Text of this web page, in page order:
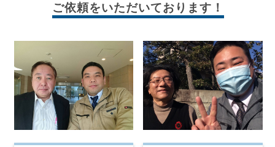
ご依頼をいただいております！